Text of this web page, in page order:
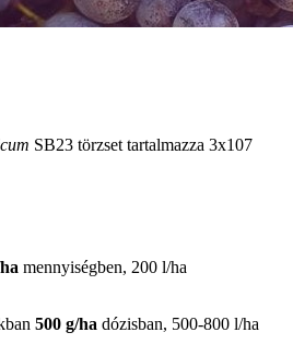
SB23 törzset tartalmazza 3x107
mennyiségben, 200 l/ha
500 g/ha dózisban, 500-800 l/ha